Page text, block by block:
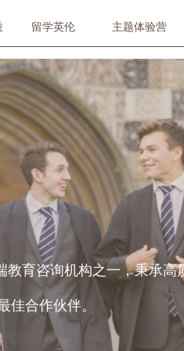
留学英伦 主题体验营
育咨询机构之一，秉承
佳合作伙伴。